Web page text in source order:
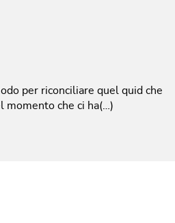
per riconciliare quel quid che
momento che ci ha(…)